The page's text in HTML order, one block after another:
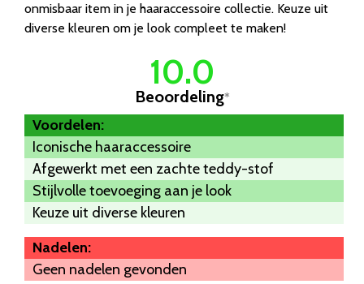
onmisbaar item in je haaraccessoire collectie. Keuze uit
diverse kleuren om je look compleet te maken!
10.0
Beoordeling*
Voordelen:
Iconische haaraccessoire
Afgewerkt met een zachte teddy-stof
Stijlvolle toevoeging aan je look
Keuze uit diverse kleuren
Nadelen:
Geen nadelen gevonden